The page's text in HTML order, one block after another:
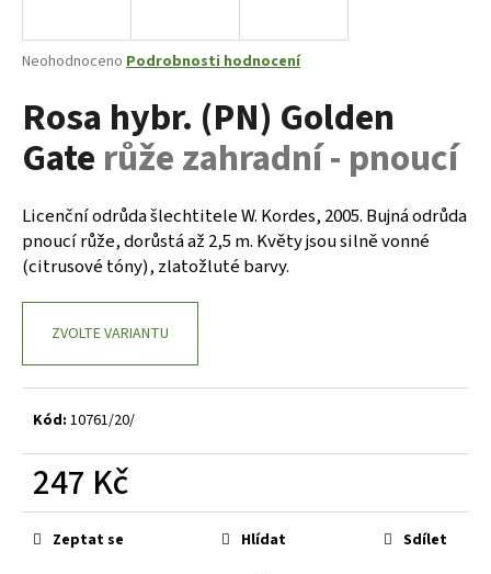
Průměrné
produktu
je
0,0
z
hvězdiček.
Neohodnoceno Podrobnosti hodnocení
Rosa hybr. (PN) Golden
Gate růže zahradní - pnoucí
Licenční odrůda šlechtitele W. Kordes, 2005. Bujná odrůda
pnoucí růže, dorůstá až 2,5 m. Květy jsou silně vonné
(citrusové tóny), zlatožluté barvy.
ZVOLTE VARIANTU
Kód: 10761/20/
247 Kč
Měrná
cena:Zeptat se Hlídat Sdílet
j
t
?
HLEDAT
o
p
o
r
u